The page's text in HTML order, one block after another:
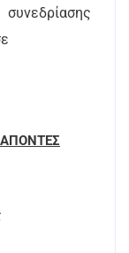
ΑΠΟΝΤΕΣ